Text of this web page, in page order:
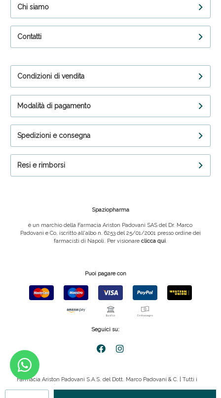
Chi siamo
Contatti
Condizioni di vendita
Modalità di pagamento
Spedizioni e consegna
Resi e rimborsi
Spaziopharma
è un marchio della Farmacia Ariston Padovani SAS del Dr. Marco
Padovani e Co, iscritto all'albo n. 6253 del 25/01/2001 presso ordine dei
farmacisti di Napoli. Per visionare clicca qui.
Puoi pagare con
Seguici su:
Farmacia Ariston Padovani S.A.S. del Dott. Marco Padovani & C. | Tutti i